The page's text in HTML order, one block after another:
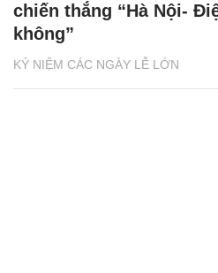
KỶ NIỆM CÁC NGÀY LỄ LỚN
chiến thắng “Hà Nội-
không”